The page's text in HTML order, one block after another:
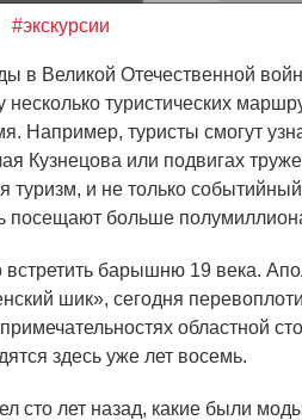
#экскурсии
в Великой Отечественной
туристических
Например, туристы смогут
Кузнецова или подвигах
туризм, и не только
посещают больше
барышню 19 века.
шик», сегодня
областной
здесь уже лет восемь.
сто лет назад, какие были